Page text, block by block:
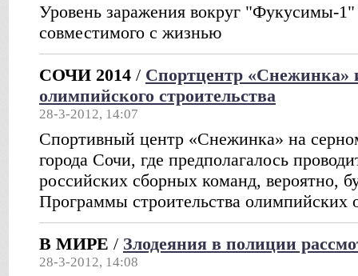
Уровень заражения вокруг "Фукусимы-
совместимого с жизнью
СОЧИ 2014 / Спортцентр
олимпийского строительства
28-3-2012, 14:07
Спортивный центр «Снежинка» на
города Сочи, где предполагалось
российских сборных команд, вероятно,
Программы строительства олимпийских
В МИРЕ / Злодеяния в полиции
28-3-2012, 14:08